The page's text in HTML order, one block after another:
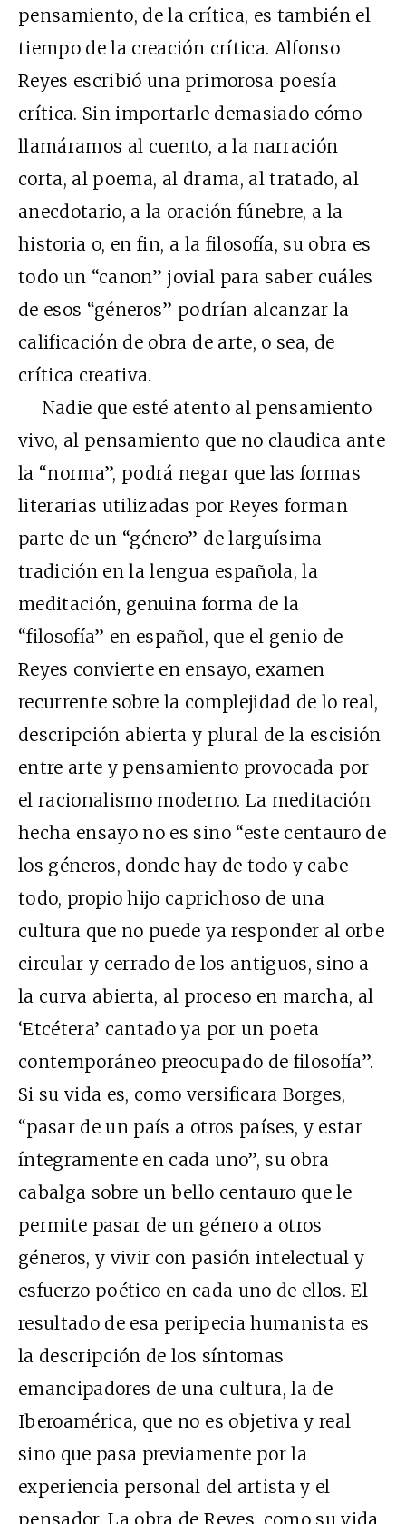
pensamiento, de la crítica, es también el
tiempo de la creación crítica. Alfonso
Reyes escribió una primorosa poesía
crítica. Sin importarle demasiado cómo
llamáramos al cuento, a la narración
corta, al poema, al drama, al tratado, al
anecdotario, a la oración fúnebre, a la
historia o, en fin, a la filosofía, su obra es
todo un “canon” jovial para saber cuáles
de esos “géneros” podrían alcanzar la
calificación de obra de arte, o sea, de
crítica creativa.
Nadie que esté atento al pensamiento
vivo, al pensamiento que no claudica ante
la “norma”, podrá negar que las formas
literarias utilizadas por Reyes forman
parte de un “género” de larguísima
tradición en la lengua española, la
meditación, genuina forma de la
“filosofía” en español, que el genio de
Reyes convierte en ensayo, examen
recurrente sobre la complejidad de lo real,
descripción abierta y plural de la escisión
entre arte y pensamiento provocada por
el racionalismo moderno. La meditación
hecha ensayo no es sino “este centauro de
los géneros, donde hay de todo y cabe
todo, propio hijo caprichoso de una
cultura que no puede ya responder al orbe
circular y cerrado de los antiguos, sino a
la curva abierta, al proceso en marcha, al
‘Etcétera’ cantado ya por un poeta
contemporáneo preocupado de filosofía”.
Si su vida es, como versificara Borges,
“pasar de un país a otros países, y estar
íntegramente en cada uno”, su obra
cabalga sobre un bello centauro que le
permite pasar de un género a otros
géneros, y vivir con pasión intelectual y
esfuerzo poético en cada uno de ellos. El
resultado de esa peripecia humanista es
la descripción de los síntomas
emancipadores de una cultura, la de
Iberoamérica, que no es objetiva y real
sino que pasa previamente por la
experiencia personal del artista y el